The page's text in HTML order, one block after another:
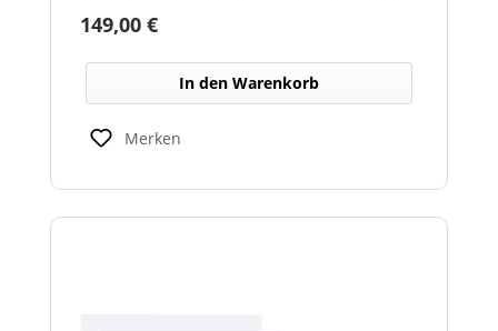
Regulärer Preis:
149,00 €
In den Warenkorb
Merken